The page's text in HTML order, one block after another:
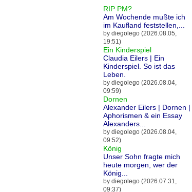
RIP PM?
Am Wochende mußte ich
im Kaufland feststellen,...
by diegolego (2026.08.05,
19:51)
Ein Kinderspiel
Claudia Eilers | Ein
Kinderspiel. So ist das
Leben.
by diegolego (2026.08.04,
09:59)
Dornen
Alexander Eilers | Dornen |
Aphorismen & ein Essay
Alexanders...
by diegolego (2026.08.04,
09:52)
König
Unser Sohn fragte mich
heute morgen, wer der
König...
by diegolego (2026.07.31,
09:37)